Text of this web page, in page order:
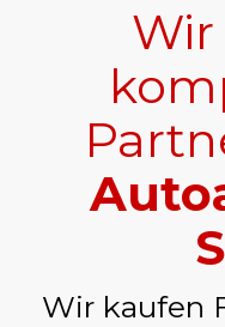
Wir kaufen